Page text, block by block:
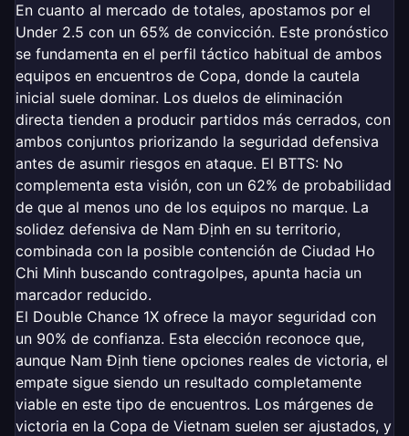
En cuanto al mercado de totales, apostamos por el
Under 2.5 con un 65% de convicción. Este pronóstico
se fundamenta en el perfil táctico habitual de ambos
equipos en encuentros de Copa, donde la cautela
inicial suele dominar. Los duelos de eliminación
directa tienden a producir partidos más cerrados, con
ambos conjuntos priorizando la seguridad defensiva
antes de asumir riesgos en ataque. El BTTS: No
complementa esta visión, con un 62% de probabilidad
de que al menos uno de los equipos no marque. La
solidez defensiva de Nam Định en su territorio,
combinada con la posible contención de Ciudad Ho
Chi Minh buscando contragolpes, apunta hacia un
marcador reducido.
El Double Chance 1X ofrece la mayor seguridad con
un 90% de confianza. Esta elección reconoce que,
aunque Nam Định tiene opciones reales de victoria, el
empate sigue siendo un resultado completamente
viable en este tipo de encuentros. Los márgenes de
victoria en la Copa de Vietnam suelen ser ajustados, y